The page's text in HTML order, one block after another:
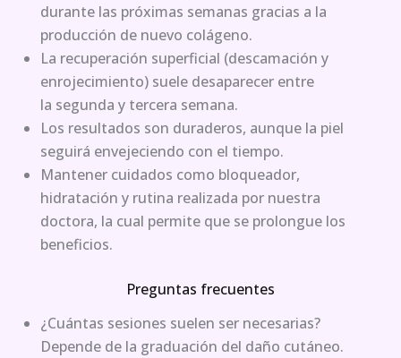
durante las próximas semanas gracias a la
producción de nuevo colágeno.
La recuperación superficial (descamación y
enrojecimiento) suele desaparecer entre
la segunda y tercera semana.
Los resultados son duraderos, aunque la piel
seguirá envejeciendo con el tiempo.
Mantener cuidados como bloqueador,
hidratación y rutina realizada por nuestra
doctora, la cual permite que se prolongue los
beneficios.
Preguntas frecuentes
¿Cuántas sesiones suelen ser necesarias?
Depende de la graduación del daño cutáneo.